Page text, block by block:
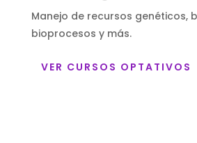
Manejo de recursos genéticos,
bioprocesos y más.
VER CURSOS OPTATIVOS